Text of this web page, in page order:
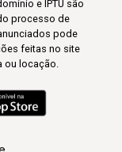
e IPTU são
processo de
pode
feitas no site
ou locação.